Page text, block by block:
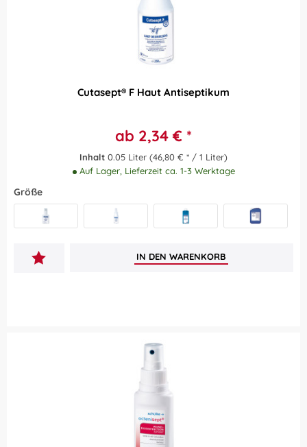
Cutasept® F Haut Antiseptikum
ab 2,34 € *
Inhalt0.05 Liter(46,80 € * / 1 Liter)
Auf Lager, Lieferzeit ca. 1-3 Werktage
Größe
50 ml 250 ml 1 Liter 5 Liter
IN DEN WARENKORB